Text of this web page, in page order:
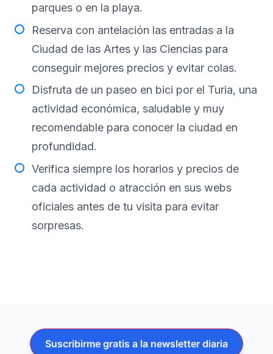
parques o en la playa.
Reserva con antelación las entradas a la
Ciudad de las Artes y las Ciencias para
conseguir mejores precios y evitar colas.
Disfruta de un paseo en bici por el Turia, una
actividad económica, saludable y muy
recomendable para conocer la ciudad en
profundidad.
Verifica siempre los horarios y precios de
cada actividad o atracción en sus webs
oficiales antes de tu visita para evitar
sorpresas.
Suscribirme gratis a la newsletter diaria